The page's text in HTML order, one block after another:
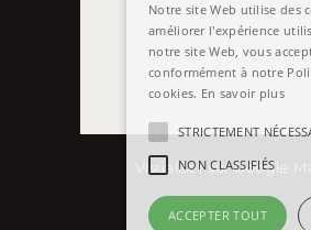
Visualiser sur Google
Notre site Web utilise des
améliorer l'expérience
notre site Web, vous
conformément à notre
cookies. En savoir plus
STRICTEMENT
NON CLASSIFIÉS
ACCEPTER TOUT